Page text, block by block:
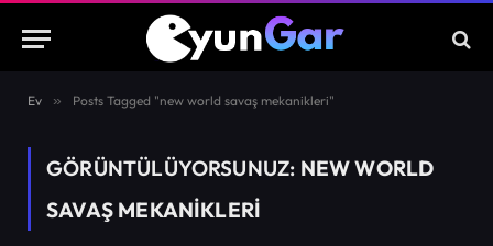
Ev » Posts Tagged "new world savaş mekanikleri"
GÖRÜNTÜLÜYORSUNUZ: NEW WORLD
SAVAŞ MEKANIKLERI